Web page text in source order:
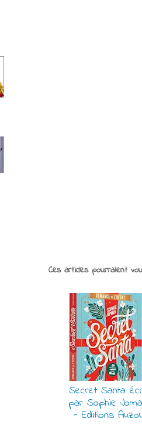
Ces articles pourraient
Secret Santa
par Sophie
- Editions